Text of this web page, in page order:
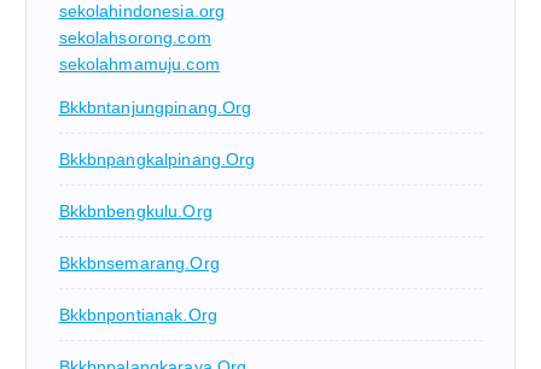
sekolahindonesia.org
sekolahsorong.com
sekolahmamuju.com
Bkkbntanjungpinang.org
Bkkbnpangkalpinang.org
Bkkbnbengkulu.org
Bkkbnsemarang.org
Bkkbnpontianak.org